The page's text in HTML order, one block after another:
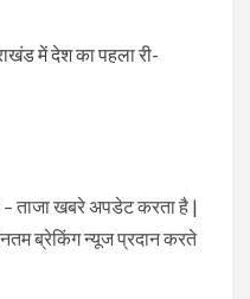
में देश का पहला री-
ताजा खबरे अपडेट करता है |
ब्रेकिंग न्यूज प्रदान करते